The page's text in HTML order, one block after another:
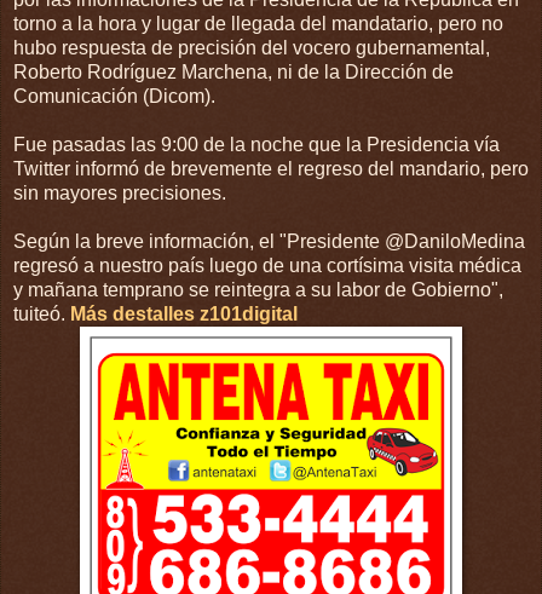
torno a la hora y lugar de llegada del mandatario, pero no
hubo respuesta de precisión del vocero gubernamental,
Roberto Rodríguez Marchena, ni de la Dirección de
Comunicación (Dicom).
Fue pasadas las 9:00 de la noche que la Presidencia vía
Twitter informó de brevemente el regreso del mandario, pero
sin mayores precisiones.
Según la breve información, el "Presidente @DaniloMedina
regresó a nuestro país luego de una cortísima visita médica
y mañana temprano se reintegra a su labor de Gobierno",
tuiteó. Más destalles z101digital